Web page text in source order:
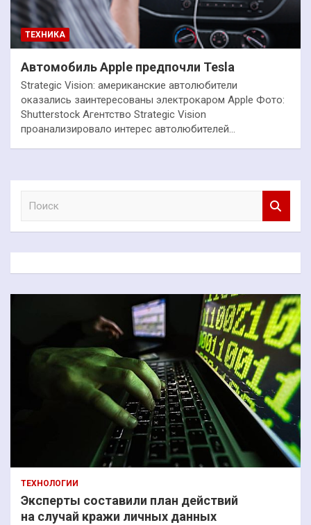
ТЕХНИКА
Автомобиль Apple предпочли Tesla
Strategic Vision: американские автолюбители
оказались заинтересованы электрокаром Apple Фото:
Shutterstock Агентство Strategic Vision
проанализировало интерес автолюбителей…
к
ТЕХНОЛОГИИ
Эксперты составили план действий
на случай кражи личных данных